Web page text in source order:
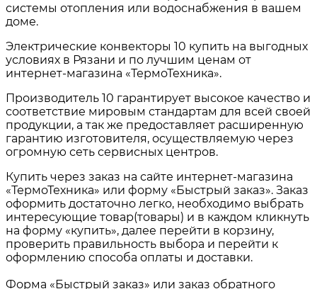
системы отопления или водоснабжения в вашем
доме.
Электрические конвекторы 10 купить на выгодных
условиях в Рязани и по лучшим ценам от
интернет-магазина «ТермоТехника».
Производитель 10 гарантирует высокое качество и
соответствие мировым стандартам для всей своей
продукции, а так же предоставляет расширенную
гарантию изготовителя, осуществляемую через
огромную сеть сервисных центров.
Купить через заказ на сайте интернет-магазина
«ТермоТехника» или форму «Быстрый заказ». Заказ
оформить достаточно легко, необходимо выбрать
интересующие товар(товары) и в каждом кликнуть
на форму «купить», далее перейти в корзину,
проверить правильность выбора и перейти к
оформлению способа оплаты и доставки.
Форма «Быстрый заказ» или заказ обратного